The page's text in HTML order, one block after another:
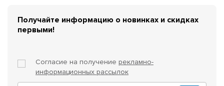
Получайте информацию о новинках и скидках
первыми!
Согласие на получение рекламно-
информационных рассылок